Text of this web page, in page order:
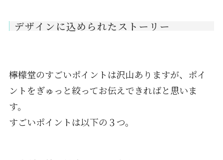
デザインに込められたストーリー
檸檬堂のすごいポイントは沢山ありますが、ポイ
ントをぎゅっと絞ってお伝えできればと思いま
す。
すごいポイントは以下の３つ。